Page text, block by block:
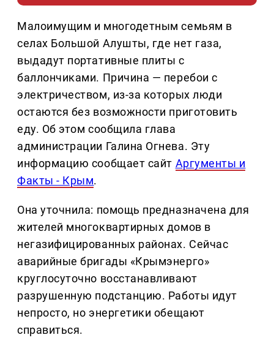
Малоимущим и многодетным семьям в
селах Большой Алушты, где нет газа,
выдадут портативные плиты с
баллончиками. Причина — перебои с
электричеством, из-за которых люди
остаются без возможности приготовить
еду. Об этом сообщила глава
администрации Галина Огнева. Эту
информацию сообщает сайт Аргументы и
Факты - Крым.
Она уточнила: помощь предназначена для
жителей многоквартирных домов в
негазифицированных районах. Сейчас
аварийные бригады «Крымэнерго»
круглосуточно восстанавливают
разрушенную подстанцию. Работы идут
непросто, но энергетики обещают
справиться.